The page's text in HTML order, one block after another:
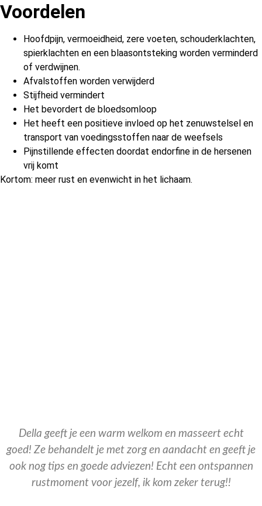
Voordelen
Hoofdpijn, vermoeidheid, zere voeten, schouderklachten,
spierklachten en een blaasontsteking worden verminderd
of verdwijnen.
Afvalstoffen worden verwijderd
Stijfheid vermindert
Het bevordert de bloedsomloop
Het heeft een positieve invloed op het zenuwstelsel en
transport van voedingsstoffen naar de weefsels
Pijnstillende effecten doordat endorfine in de hersenen
vrij komt
Kortom: meer rust en evenwicht in het lichaam.
Della geeft je een warm welkom en masseert echt
goed! Ze behandelt je met zorg en aandacht en geeft je
ook nog tips en goede adviezen! Echt een ontspannen
rustmoment voor jezelf, ik kom zeker terug!!